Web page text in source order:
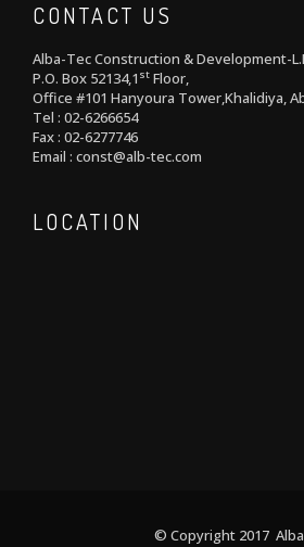
CONTACT US
Alba-Tec Construction & Development-
P.O. Box 52134,1 st Floor,
Office #101 Hanyoura Tower,Khalidiya,
Tel : 02-6266654
Fax : 02-6277746
Email : const@alb-tec.com
LOCATION
© Copyright 2017